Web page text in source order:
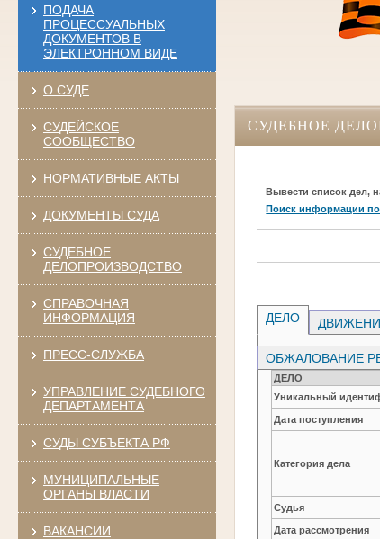
ПОДАЧА
ПРОЦЕССУАЛЬНЫХ
ДОКУМЕНТОВ В
ЭЛЕКТРОННОМ ВИДЕ
О СУДЕ
СУДЕЙСКОЕ
СООБЩЕСТВО
НОРМАТИВНЫЕ АКТЫ
ДОКУМЕНТЫ СУДА
СУДЕБНОЕ
ДЕЛОПРОИЗВОДСТВО
СПРАВОЧНАЯ
ИНФОРМАЦИЯ
ПРЕСС-СЛУЖБА
УПРАВЛЕНИЕ СУДЕБНОГО
ДЕПАРТАМЕНТА
СУДЫ СУБЪЕКТА РФ
МУНИЦИПАЛЬНЫЕ
ОРГАНЫ ВЛАСТИ
ВАКАНСИИ
СУДЕБНОЕ
Вывести список дел,
Поиск информации
ДЕЛО
ОБЖАЛОВАНИЕ
ДЕЛО
Уникальный
Дата поступления
Категория дела
Судья
Дата рассмотрения